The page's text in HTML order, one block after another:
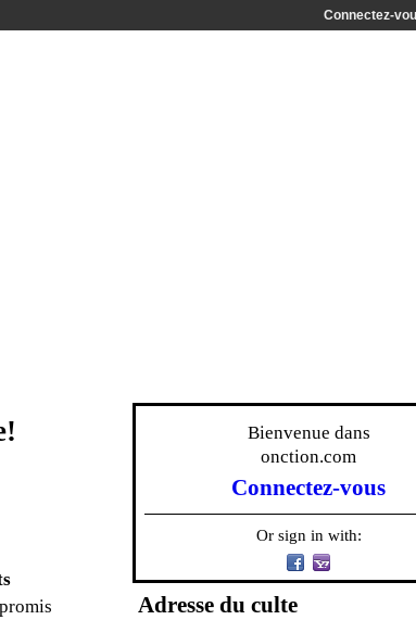
Connectez-
Bienvenue dans
onction.com
Connectez-vous
Or sign in with:
Adresse du culte